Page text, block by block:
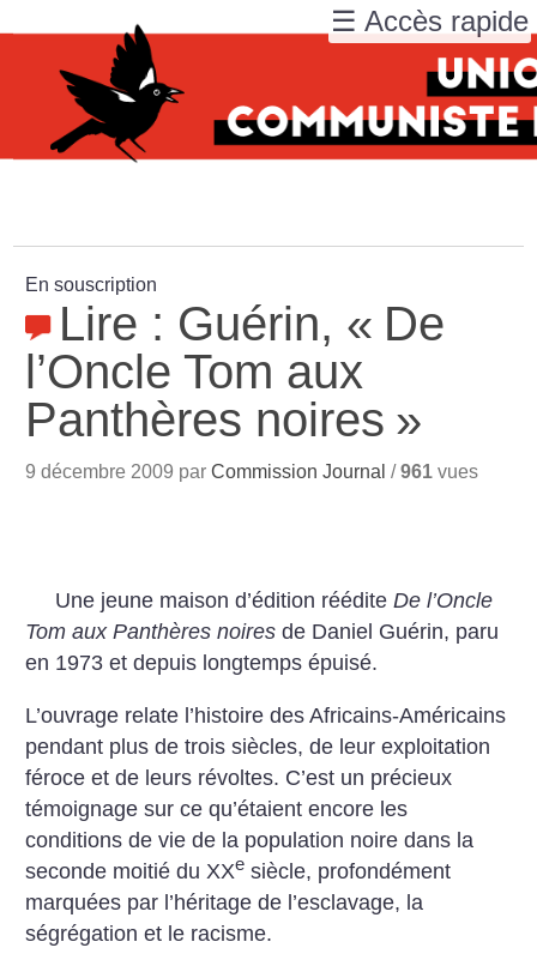
En souscription
Lire : Guérin, « De
l’Oncle Tom aux
Panthères noires »
9 décembre 2009 parCommission Journal /961 vues
Une jeune maison d’édition rééditeDe l’Oncle
Tom aux Panthères noires de Daniel Guérin, paru
en 1973 et depuis longtemps épuisé.
L’ouvrage relate l’histoire des Africains-Américains
pendant plus de trois siècles, de leur exploitation
féroce et de leurs révoltes. C’est un précieux
témoignage sur ce qu’étaient encore les
conditions de vie de la population noire dans la
seconde moitié du XXe siècle, profondément
marquées par l’héritage de l’esclavage, la
ségrégation et le racisme.
☰ Accès rapide